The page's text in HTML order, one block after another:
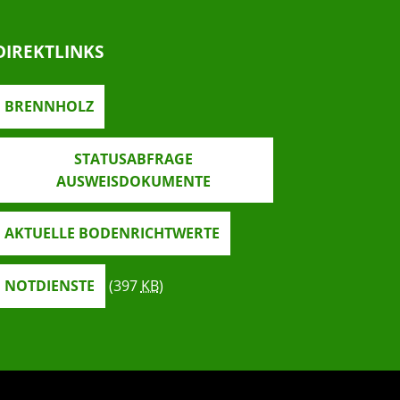
BRENNHOLZ
STATUSABFRAGE
AUSWEISDOKUMENTE
AKTUELLE BODENRICHTWERTE
NOTDIENSTE (397KB)